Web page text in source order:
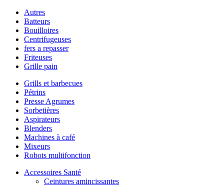
Autres
Batteurs
Bouilloires
Centrifugeuses
fers a repasser
Friteuses
Grille pain
Grills et barbecues
Pétrins
Presse Agrumes
Sorbetières
Aspirateurs
Blenders
Machines à café
Mixeurs
Robots multifonction
Accessoires Santé
Ceintures amincissantes